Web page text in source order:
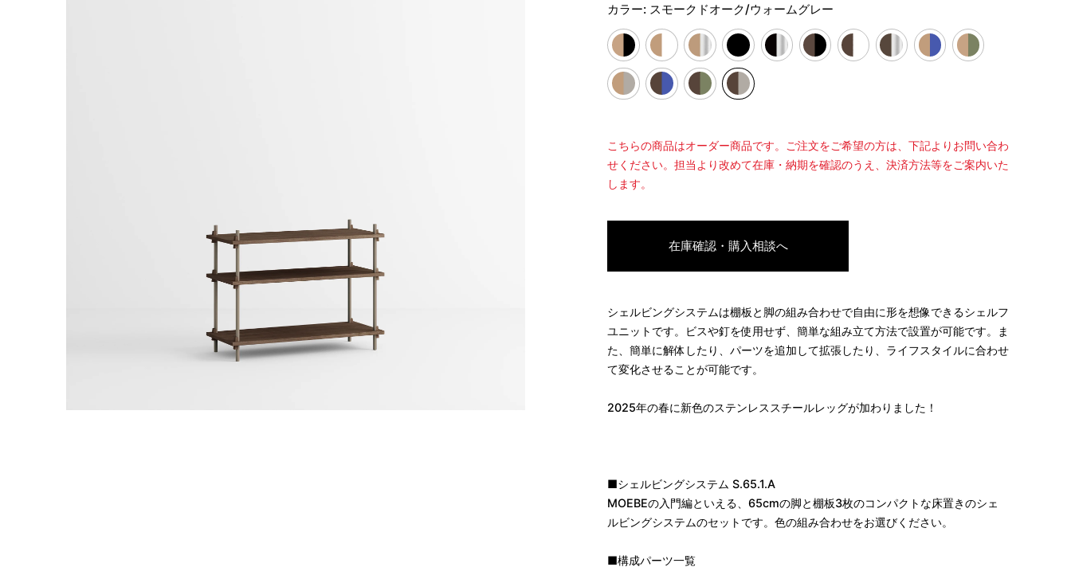
カラー: スモークドオーク/ウォームグレー
こちらの商品はオーダー商品です。ご注文をご希望の方は、下記よりお問い合わ
せください。担当より改めて在庫・納期を確認のうえ、決済方法等をご案内いた
します。
在庫確認・購入相談へ
シェルビングシステムは棚板と脚の組み合わせで自由に形を想像できるシェルフ
ユニットです。ビスや釘を使用せず、簡単な組み立て方法で設置が可能です。ま
た、簡単に解体したり、パーツを追加して拡張したり、ライフスタイルに合わせ
て変化させることが可能です。
2025年の春に新色のステンレススチールレッグが加わりました！
■シェルビングシステム S.65.1.A
MOEBEの入門編といえる、65cmの脚と棚板3枚のコンパクトな床置きのシェ
ルビングシステムのセットです。色の組み合わせをお選びください。
■構成パーツ一覧